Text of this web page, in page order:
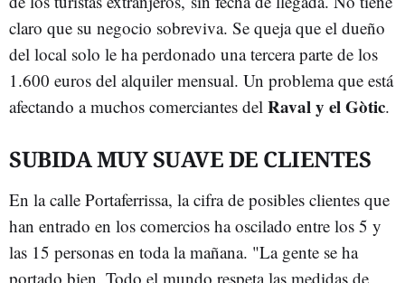
claro que su negocio sobreviva. Se queja que el dueño
del local solo le ha perdonado una tercera parte de los
1.600 euros del alquiler mensual. Un problema que está
afectando a muchos comerciantes del Raval y el Gòtic.
SUBIDA MUY SUAVE DE CLIENTES
En la calle Portaferrissa, la cifra de posibles clientes que
han entrado en los comercios ha oscilado entre los 5 y
las 15 personas en toda la mañana. "La gente se ha
portado bien. Todo el mundo respeta las medidas de